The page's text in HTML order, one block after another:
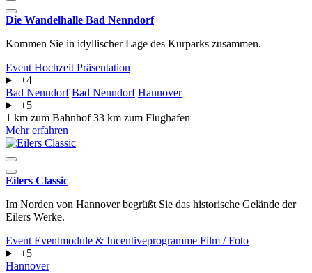
Die Wandelhalle Bad Nenndorf
Kommen Sie in idyllischer Lage des Kurparks zusammen.
Event Hochzeit Präsentation
+4
Bad Nenndorf Bad Nenndorf Hannover
+5
1 km zum Bahnhof33 km zum Flughafen
Mehr erfahren
Eilers Classic
Im Norden von Hannover begrüßt Sie das historische Gelände der
Eilers Werke.
Event Eventmodule & Incentiveprogramme Film / Foto
+5
Hannover